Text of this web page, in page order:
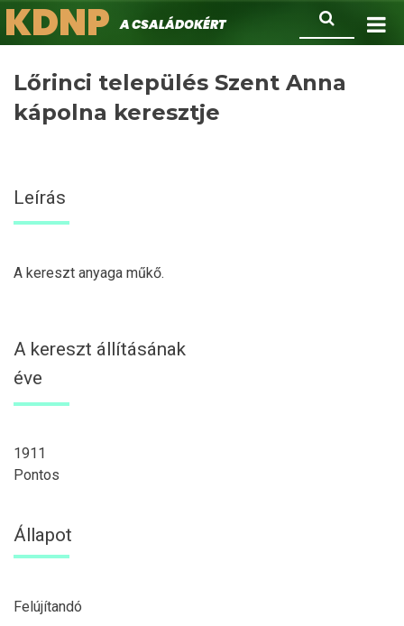
Ugrás
a
Keresés
KDNPA családokért.
Lőrinci település Szent Anna
kápolna keresztje
Leírás
A kereszt anyaga műkő.
A kereszt állításának
éve
1911
Pontos
Állapot
Felújítandó